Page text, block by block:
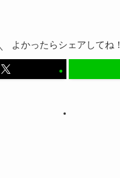
よかったらシェアしてね！